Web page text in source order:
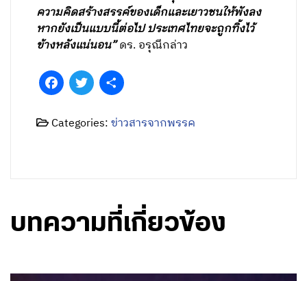
ความคิดสร้างสรรค์ของเด็กและเยาวชนให้พังลง
หากยังเป็นแบบนี้ต่อไป ประเทศไทยจะถูกทิ้งไว้
ข้างหลังแน่นอน”ดร. อรุณีกล่าว
FacebookTwitter
Categories:ข่าวสารจากพรรค
บทความที่เกี่ยวข้อง